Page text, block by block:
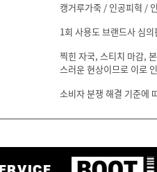
캥거루가죽 / 인공피혁 /
1회 사용도 브랜드사 심
찍힌 자국, 스티치 마감,
스러운 현상이므로 이로
소비자 분쟁 해결 기준에